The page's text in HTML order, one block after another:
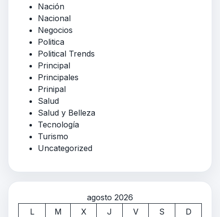
Nación
Nacional
Negocios
Politica
Political Trends
Principal
Principales
Prinipal
Salud
Salud y Belleza
Tecnología
Turismo
Uncategorized
agosto 2026
L
M X J V S
D